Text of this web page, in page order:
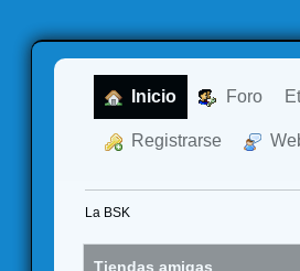
Inicio Foro
Registrarse
La BSK
Tiendas amigas